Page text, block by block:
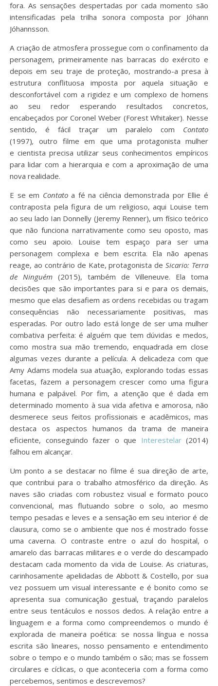
fora. As sensações despertadas por cada momento são
intensificadas pela trilha sonora composta por Jóhann
Jóhannsson.
A criação de atmosfera prossegue com o confinamento da
personagem, primeiramente nas barracas do exército e
depois em seu traje de proteção, mostrando-a presa à
estrutura conflituosa imposta por aquela situação e
desconfortável com a rigidez e um complexo de homens
ao seu redor esperando resultados concretos,
encabeçados por Coronel Weber (Forest Whitaker). Nesse
sentido, é fácil traçar um paralelo com Contato
(1997), outro filme em que uma protagonista mulher
e cientista precisa utilizar seus conhecimentos empíricos
para lidar com a hierarquia e com a aproximação de uma
nova realidade.
E se em Contatoa fé na ciência demonstrada por Ellie é
contraposta pela figura de um religioso, aqui Louise tem
ao seu lado Ian Donnelly (Jeremy Renner), um físico teórico
que não funciona narrativamente como seu oposto, mas
como seu apoio. Louise tem espaço para ser uma
personagem complexa e bem escrita. Ela não apenas
reage, ao contrário de Kate, protagonista deSicario: Terra
de Ninguém (2015), também de Villeneuve. Ela toma
decisões que são importantes para si e para os demais,
mesmo que elas desafiem as ordens recebidas ou tragam
consequências não necessariamente positivas, mas
esperadas. Por outro lado está longe de ser uma mulher
combativa perfeita: é alguém que tem dúvidas e medos,
como mostra sua mão tremendo, enquadrada em close
algumas vezes durante a película. A delicadeza com que
Amy Adams modela sua atuação, explorando todas essas
facetas, fazem a personagem crescer como uma figura
humana e palpável. Por fim, a atenção que é dada em
determinado momento à sua vida afetiva e amorosa, não
desmerece seus feitos profissionais e acadêmicos, mas
destaca os aspectos humanos da trama de maneira
eficiente, conseguindo fazer o que Interestelar(2014)
falhou em alcançar.
Um ponto a se destacar no filme é sua direção de arte,
que contribui para o trabalho atmosférico da direção. As
naves são criadas com robustez visual e formato pouco
convencional, mas flutuando sobre o solo, ao mesmo
tempo pesadas e leves e a sensação em seu interior é de
clausura, como se o ambiente que nos é mostrado fosse
uma caverna. O contraste entre o azul do hospital, o
amarelo das barracas militares e o verde do descampado
destacam cada momento da vida de Louise. As criaturas,
carinhosamente apelidadas de Abbott & Costello, por sua
vez possuem um visual interessante e é bonito como se
apresenta sua comunicação gestual, traçando paralelos
entre seus tentáculos e nossos dedos. A relação entre a
linguagem e a forma como compreendemos o mundo é
explorada de maneira poética: se nossa língua e nossa
escrita são lineares, nosso pensamento e entendimento
sobre o tempo e o mundo também o são; mas se fossem
circulares e cíclicas, o que aconteceria com a forma como
percebemos, sentimos e descrevemos?